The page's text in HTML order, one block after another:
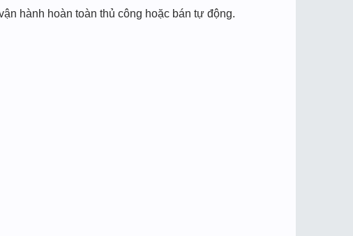
hành hoàn toàn thủ công hoặc bán tự động.